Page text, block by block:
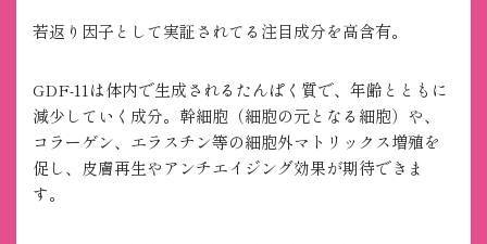
若返り因子として実証されてる注目成分を高含有。
GDF-11は体内で生成されるたんぱく質で、年齢とともに
減少していく成分。幹細胞（細胞の元となる細胞）や、
コラーゲン、エラスチン等の細胞外マトリックス増殖を
促し、皮膚再生やアンチエイジング効果が期待できま
す。